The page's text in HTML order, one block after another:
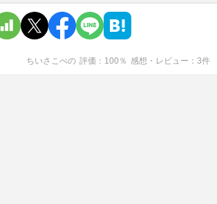
ちいさこべの 評価 100 ％ 感想・レビュー 3件